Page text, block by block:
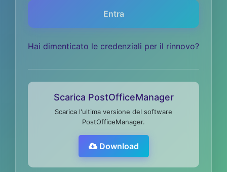
Entra
Hai dimenticato le credenziali per il rinnovo?
Scarica PostOfficeManager
Scarica l'ultima versione del software
PostOfficeManager.
Download